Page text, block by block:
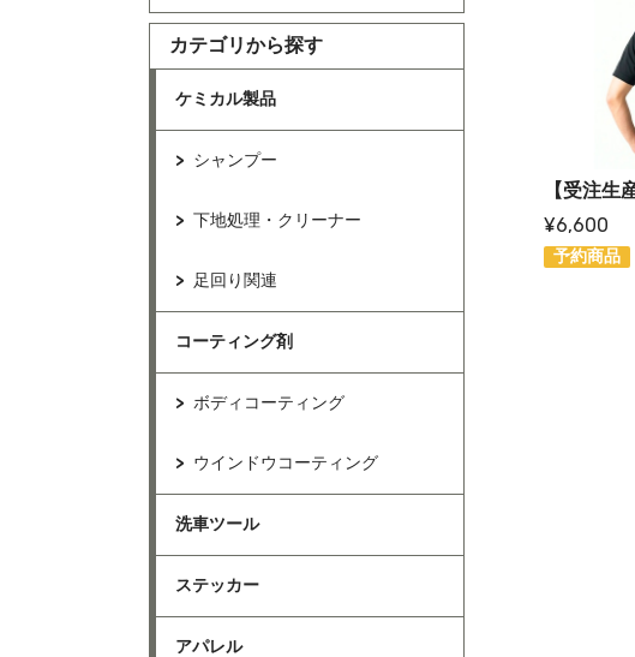
カテゴリから探す
ケミカル製品
シャンプー
下地処理・クリーナー
足回り関連
コーティング剤
ボディコーティング
ウインドウコーティング
洗車ツール
ステッカー
アパレル
¥6,600
予約商品